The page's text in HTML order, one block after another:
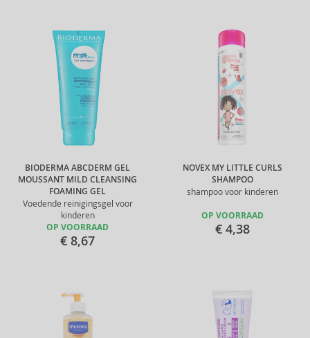
BIODERMA ABCDERM GEL
MOUSSANT MILD CLEANSING
FOAMING GEL
Voedende reinigingsgel voor
kinderen
OP VOORRAAD
€ 8,67
NOVEX MY LITTLE CURLS
SHAMPOO
shampoo voor kinderen
OP VOORRAAD
€ 4,38